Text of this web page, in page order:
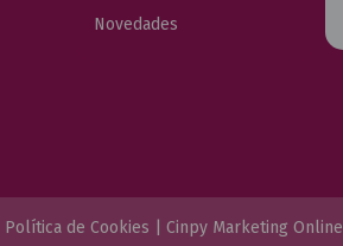
Novedades
Política de Cookies Cinpy Marketing Online